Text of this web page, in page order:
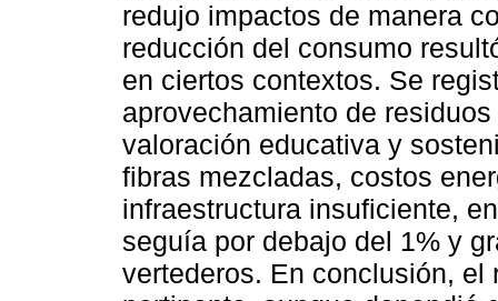
redujo impactos de manera
reducción del consumo
en ciertos contextos. Se
aprovechamiento de
valoración educativa y
fibras mezcladas, costos
infraestructura insuficiente,
seguía por debajo del 1% y
vertederos. En conclusión,